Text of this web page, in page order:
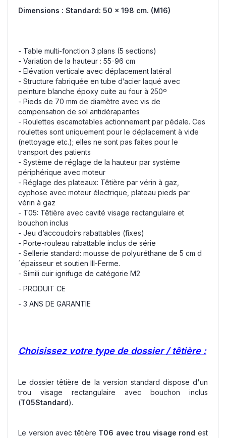
Dimensions : Standard: 50 x 198 cm. (M16)
- Table multi-fonction 3 plans (5 sections)
- Variation de la hauteur : 55-96 cm
- Elévation verticale avec déplacement latéral
- Structure fabriquée en tube d’acier laqué avec
peinture blanche époxy cuite au four à 250º
- Pieds de 70 mm de diamètre avec vis de
compensation de sol antidérapantes
- Roulettes escamotables actionnement par pédale. Ces
roulettes sont uniquement pour le déplacement à vide
(nettoyage etc.); elles ne sont pas faites pour le
transport des patients
- Système de réglage de la hauteur par système
périphérique avec moteur
- Réglage des plateaux: Têtière par vérin à gaz,
cyphose avec moteur électrique, plateau pieds par
vérin à gaz
- T05: Têtière avec cavité visage rectangulaire et
bouchon inclus
- Jeu d’accoudoirs rabattables (fixes)
- Porte-rouleau rabattable inclus de série
- Sellerie standard: mousse de polyuréthane de 5 cm d
´épaisseur et soutien III-Ferme.
- Simili cuir ignifuge de catégorie M2
- PRODUIT CE
- 3 ANS DE GARANTIE
Choisissez votre type de dossier / têtière :
Le dossier têtière de la version standard dispose d'un
trou visage rectangulaire avec bouchon inclus
(T05Standard).
Le version avec têtière T06 avec trou visage rondest